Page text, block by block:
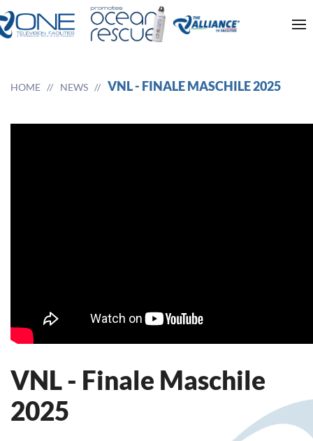
HOME NEWS VNL - FINALE MASCHILE 2025
VNL - Finale Maschile
2025